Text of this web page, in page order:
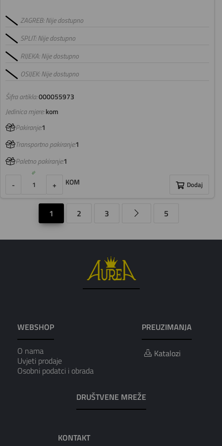
Šifra artikla:000055973
ZAGREB: Nije dostupno
SPLIT: Nije dostupno
RIJEKA: Nije dostupno
OSIJEK: Nije dostupno
Jedinica mjere:kom
Pakiranje:1
Transportno pakiranje:1
Paletno pakiranje:1
- + KOM Dodaj
1 2 3 5
WEBSHOP
O nama
Uvjeti prodaje
Osobni podatci i obrada
PREUZIMANJA
Katalozi
DRUŠTVENE MREŽE
KONTAKT